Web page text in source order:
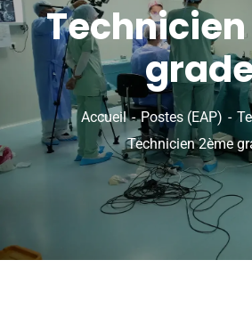
Accueil Postes (EAP)
Technicien 2ème